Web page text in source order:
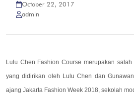
October 22, 2017
admin
Lulu Chen Fashion Course merupakan
yang didirikan oleh Lulu Chen dan
ajang Jakarta Fashion Week 2018, sekolah